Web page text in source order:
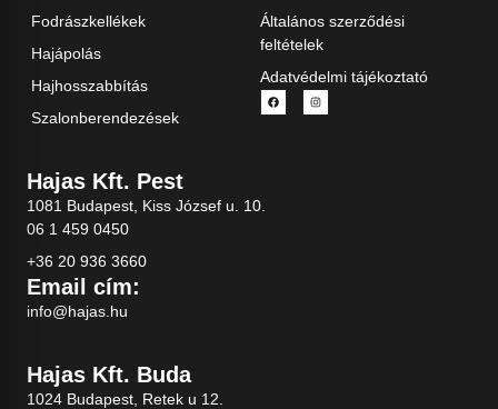
Fodrászkellékek
Hajápolás
Hajhosszabbítás
Szalonberendezések
Általános szerződési
feltételek
Adatvédelmi tájékoztató
Hajas Kft. Pest
1081 Budapest, Kiss József u. 10.
06 1 459 0450
+36 20 936 3660
Email cím:
info@hajas.hu
Hajas Kft. Buda
1024 Budapest, Retek u 12.